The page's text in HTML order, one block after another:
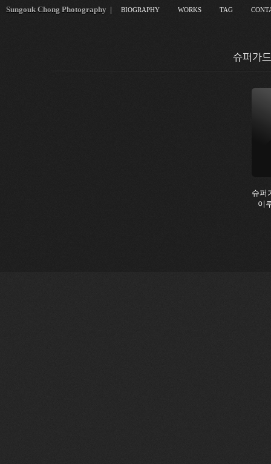
Sungouk Chong Photography | BIOGRAPHY WORKS TAG
슈퍼가
슈퍼
이